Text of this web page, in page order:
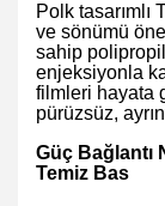
Polk
ve sönümü
sahip
enjeksiyonla
filmleri hayata
pürüzsüz,
Güç Bağlantı
Temiz Bas